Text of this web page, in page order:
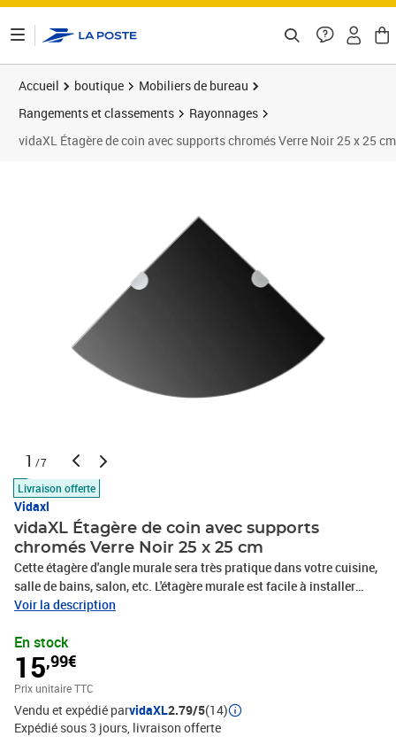
Accueil boutique
Mobiliers de bureau
Rangements et classements
Rayonnages
vidaXL Étagère de coin avec supports chromés Verre Noir 25 x 25 cm
1 /7
Livraison offerte
Vidaxl
vidaXL Étagère de coin avec supports
chromés Verre Noir 25 x 25 cm
Cette étagère d'angle murale sera très pratique dans votre cuisine,
salle de bains, salon, etc. L'étagère murale est facile à installer
avec les accessoires de montage inclus et sert d'endroit idéal pour
ornements, du shampoing, du gel de douche, etc. Cette étagère
murale s'adaptera à tout décor et transformera un mur vide en un
endroit attrayant ! L'étagère est fabriquée en verre de sécurité
trempé de haute qualité de 8 mm d'épaisseur, ce qui est très
résistant et durable. Elle est également très facile de
nettoyer.Couleur : NoirMatériau : verre trempéDimensions : 25 x 25
Voir la description
En stock
15,99€
Prix unitaire TTC
Vendu et expédié parvidaXL2.79/5(14)
Expédié sous 3 jours livraison offerte